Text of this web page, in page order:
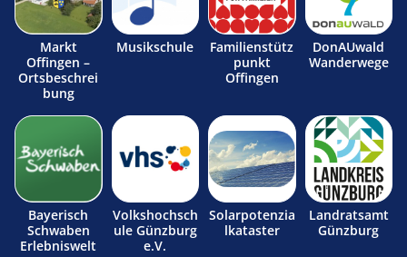
Markt
Offingen –
Ortsbeschrei
bung
Musikschule
Familienstütz
punkt
Offingen
DonAUwald
Wanderwege
Bayerisch
Schwaben
Erlebniswelt
Volkshochsch
ule Günzburg
e.V.
Solarpotenzia
lkataster
Landratsamt
Günzburg